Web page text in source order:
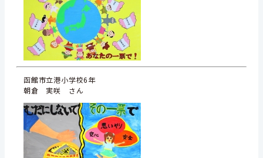
函館市立港小学校6年
朝倉 実咲 さん